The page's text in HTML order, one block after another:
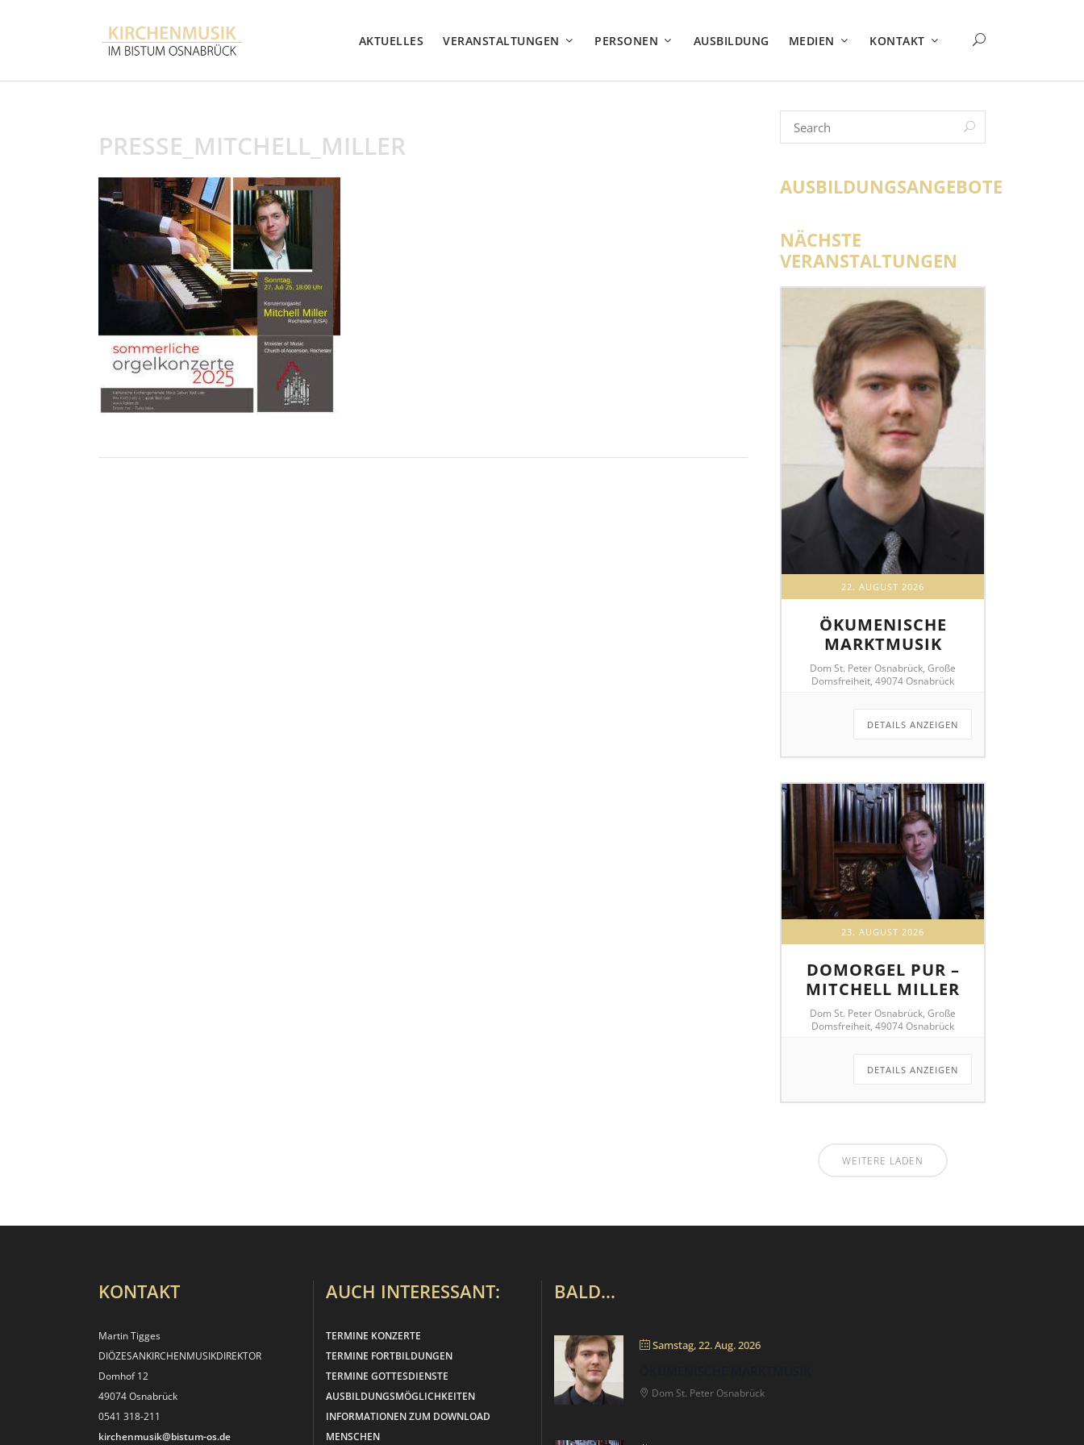
AKTUELLES VERANSTALTUNGEN PERSONEN AUSBILDUNG MEDIEN KONTAKT
PRESSE_MITCHELL_MILLER
AUSBILDUNGSANGEBOTE
NÄCHSTE
VERANSTALTUNGEN
22. AUGUST 2026
ÖKUMENISCHE
MARKTMUSIK
Dom St. Peter Osnabrück, Große
Domsfreiheit, 49074 Osnabrück
DETAILS ANZEIGEN
23. AUGUST 2026
DOMORGEL PUR –
MITCHELL MILLER
Dom St. Peter Osnabrück, Große
Domsfreiheit, 49074 Osnabrück
DETAILS ANZEIGEN
WEITERE LADEN
KONTAKT
Martin Tigges
DIÖZESANKIRCHEN­MUSIKDIREKTOR
Domhof 12
49074 Osnabrück
0541 318-211
kirchenmusik@bistum-os.de
AUCH INTERESSANT:
TERMINE KONZERTE
TERMINE FORTBILDUNGEN
TERMINE GOTTESDIENSTE
AUSBILDUNGSMÖGLICHKEITEN
INFORMATIONEN ZUM DOWNLOAD
MENSCHEN
BALD…
Samstag, 22. Aug. 2026
Dom St. Peter Osnabrück